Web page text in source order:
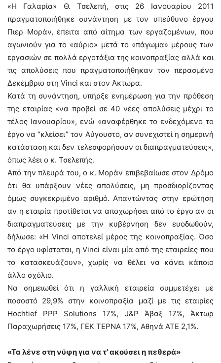
«Η Γαλαρία» Θ. Τσελεπή, στις 26 Ιανουαρίου 2011
πραγματοποιήθηκε συνάντηση με τον υπεύθυνο έργου
Πιερ Μοράν, έπειτα από αίτημα των εργαζομένων, που
αγωνιούν για το «αύριο» μετά το «πάγωμα» μέρους των
εργασιών σε πολλά εργοτάξια της κοινοπραξίας αλλά και
τις απολύσεις που πραγματοποιήθηκαν τον περασμένο
Δεκέμβριο στη Vinci και στον Άκτωρα.
Κατά τη συνάντηση, υπήρξε ενημέρωση για την πρόθεση
της εταιρίας «να προβεί σε 40 νέες απολύσεις μέχρι το
τέλος Ιανουαρίου», ενώ «αναφέρθηκε το ενδεχόμενο το
έργο να “κλείσει” τον Αύγουστο, αν συνεχιστεί η σημερινή
κατάσταση και δεν τελεσφορήσουν οι διαπραγματεύσεις»,
όπως λέει ο κ. Τσελεπής.
Από την πλευρά του, ο κ. Μοράν επιβεβαίωσε στον Δρόμο
ότι θα υπάρξουν νέες απολύσεις, μη προσδιορίζοντας
όμως συγκεκριμένο αριθμό. Απαντώντας στην ερώτηση
αν η εταιρία προτίθεται να αποχωρήσει από το έργο αν οι
διαπραγματεύσεις με την κυβέρνηση δεν ευοδωθούν,
δήλωσε: «Η Vinci αποτελεί μέρος της κοινοπραξίας. Όσο
το έργο υφίσταται, η Vinci είναι μία από της εταιρείες που
το κατασκευάζουν», χωρίς να θέλει να κάνει κάποιο
άλλο σχόλιο.
Να σημειωθεί ότι η γαλλική εταιρεία συμμετέχει με
ποσοστό 29,9% στην κοινοπραξία μαζί με τις εταιρίες
Hochtief PPP Solutions 17%, J&P Άβαξ 17%, Άκτωρ
Παραχωρήσεις 17%, ΓΕΚ ΤΕΡΝΑ 17%, Αθηνά ΑΤΕ 2,1%.
«Τα λένε στη νύφη για να τ’ ακούσει η πεθερά»